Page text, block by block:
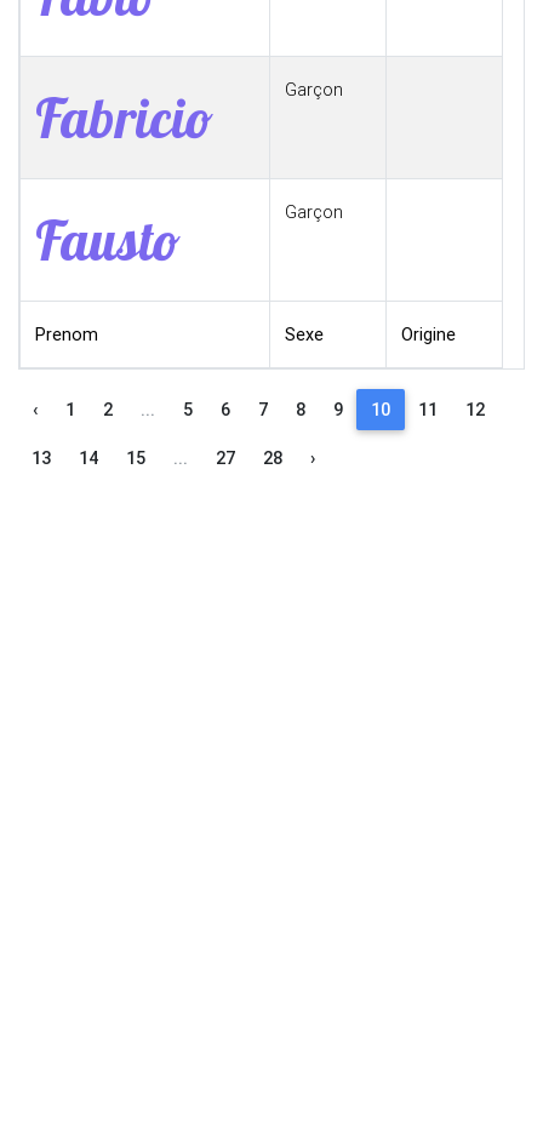
Fabricio Garçon
Fausto Garçon
Prenom Sexe Origine
‹ 1 2 ... 5 6 7 8 9 10 11 12
13 14 15 ... 27 28 ›